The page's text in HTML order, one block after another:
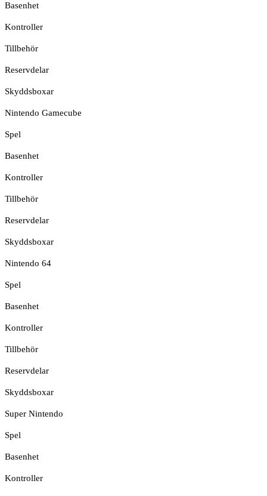
Basenhet
Kontroller
Tillbehör
Reservdelar
Skyddsboxar
Nintendo Gamecube
Spel
Basenhet
Kontroller
Tillbehör
Reservdelar
Skyddsboxar
Nintendo 64
Spel
Basenhet
Kontroller
Tillbehör
Reservdelar
Skyddsboxar
Super Nintendo
Spel
Basenhet
Kontroller